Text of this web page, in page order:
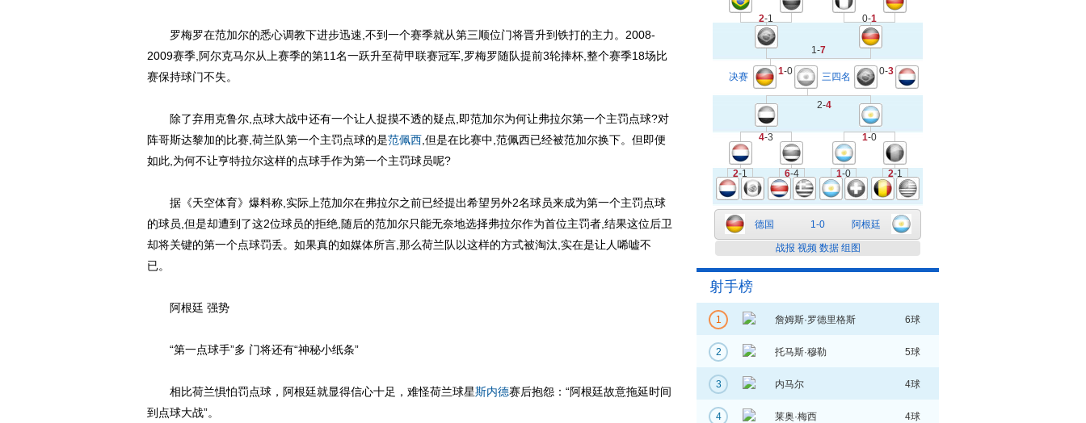
罗梅罗在范加尔的悉心调教下进步迅速,不到一个赛季就从第三顺位门将晋升到铁打的主力。2008-
2009赛季,阿尔克马尔从上赛季的第11名一跃升至荷甲联赛冠军,罗梅罗随队提前3轮捧杯,整个赛季18场比
赛保持球门不失。
除了弃用克鲁尔,点球大战中还有一个让人捉摸不透的疑点,即范加尔为何让弗拉尔第一个主罚点球?对
阵哥斯达黎加的比赛,荷兰队第一个主罚点球的是范佩西 ,但是在比赛中,范佩西已经被范加尔换下。但即便
如此,为何不让亨特拉尔这样的点球手作为第一个主罚球员呢?
据《天空体育》爆料称,实际上范加尔在弗拉尔之前已经提出希望另外2名球员来成为第一个主罚点球
的球员,但是却遭到了这2位球员的拒绝,随后的范加尔只能无奈地选择弗拉尔作为首位主罚者,结果这位后卫
却将关键的第一个点球罚丢。如果真的如媒体所言,那么荷兰队以这样的方式被淘汰,实在是让人唏嘘不
已。
阿根廷 强势
“第一点球手”多 门将还有“神秘小纸条”
相比荷兰惧怕罚点球，阿根廷就显得信心十足，难怪荷兰球星斯内德赛后抱怨：“阿根廷故意拖延时间
到点球大战”。
2-1 0-1
1-7
2-4
4-3 1-0
2-1 6-4 1-0 2-1
1-0 0-3
决赛 三四名
德国 1-0 阿根廷
战报 视频 数据 组图
射手榜
1 詹姆斯·罗德里格斯 6球
2 托马斯·穆勒 5球
3 内马尔 4球
4 莱奥·梅西 4球